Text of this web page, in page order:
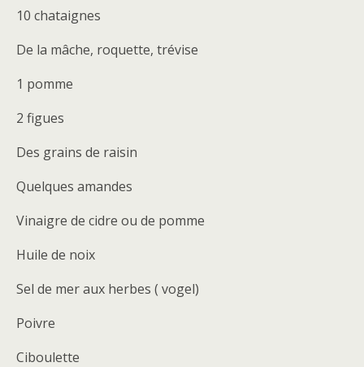
10 chataignes
De la mâche, roquette, trévise
1 pomme
2 figues
Des grains de raisin
Quelques amandes
Vinaigre de cidre ou de pomme
Huile de noix
Sel de mer aux herbes ( vogel)
Poivre
Ciboulette